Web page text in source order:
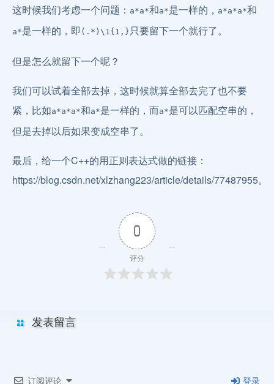
这时候我们考虑一个问题： a*a*和a*是一样的， a*a*a*和
a*是一样的，即 (.*)\1{1,} 只要留下一个就行了。
但是怎么就留下一个呢？
我们可以试着全部去掉，这时候就算全部去完了也不要
紧，比如a*a*a*和a*是一样的，而a*是可以匹配空串的，
但是去掉以后如果变成空串了。
最后，给一个C++的用正则表达式做的链接：
https://blog.csdn.net/xlzhang223/article/details/77487955。
0
评分
发表留言
订阅评论 登录